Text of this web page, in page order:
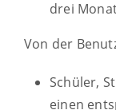
drei
Von der
Schüler,
einen